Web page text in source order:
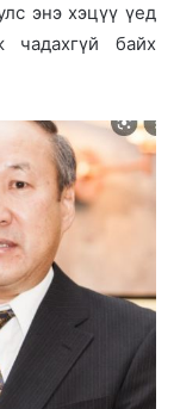
энэ хэцүү үед
чадахгүй байх